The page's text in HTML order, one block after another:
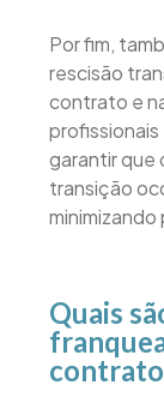
Por fim,
rescisão
contrato e
garantir que
transição
Quais